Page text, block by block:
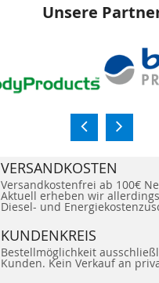
Unsere
VERSANDKOSTEN
Versandkostenfrei ab 100€
Aktuell erheben wir
Diesel- und
KUNDENKREIS
Bestellmöglichkeit
Kunden. Kein Verkauf an